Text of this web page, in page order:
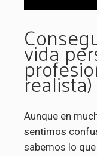
vida
realista)
Aunque en
sentimos
sabemos lo